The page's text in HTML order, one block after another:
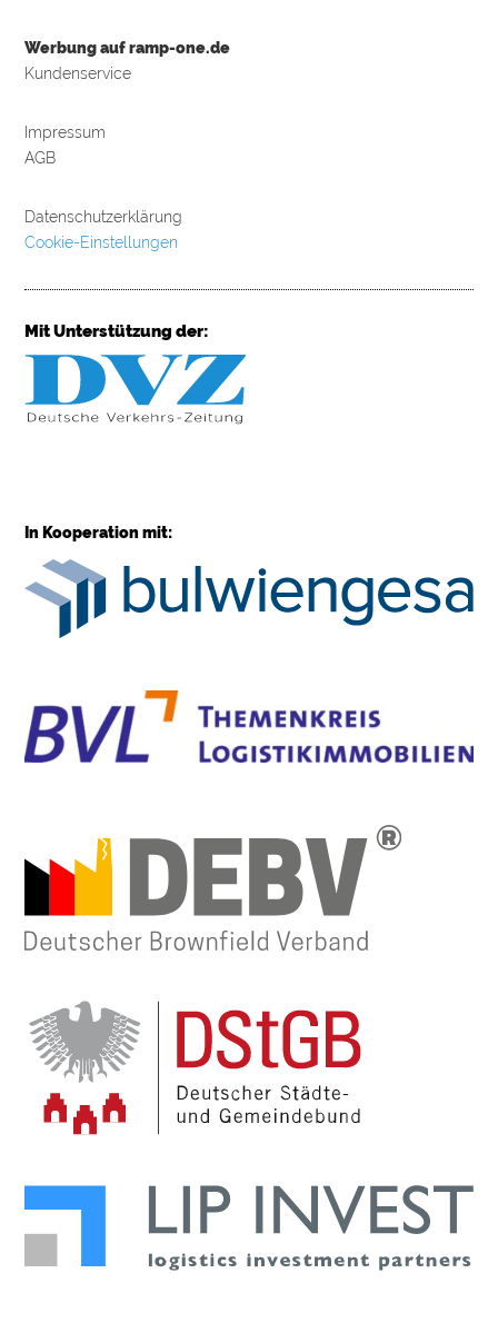
Werbung auf ramp-one.de
Kundenservice
Impressum
AGB
Datenschutzerklärung
Cookie-Einstellungen
Mit Unterstützung der:
In Kooperation mit: